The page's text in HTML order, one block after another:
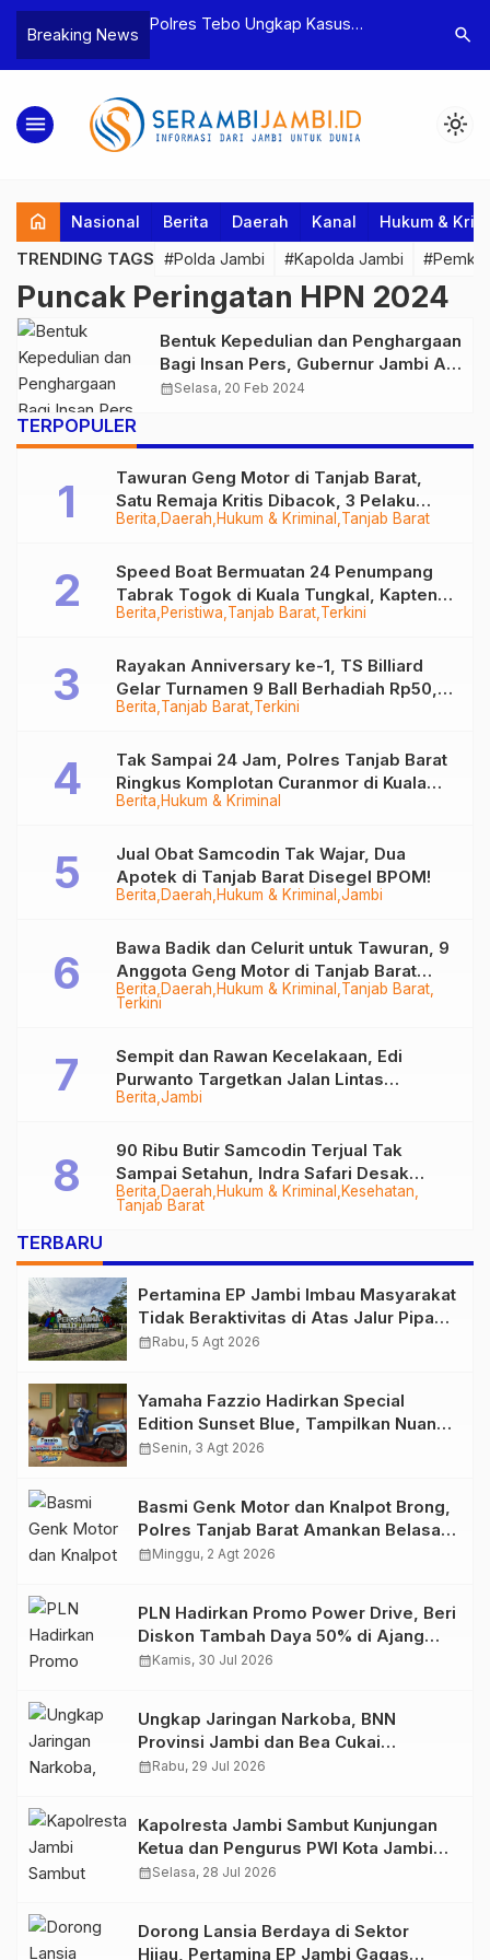
Breaking News
BPD, Polres
Tersangka
Polres Tebo Ungkap Kasus
Dua Pelaku Pengeroyokan di Sumay
Terkait
Kakanwil
search
menu light_mode
home Nasional Berita Daerah Kanal Hukum &
TRENDING TAGS #Polda Jambi #Kapolda Jambi
Puncak Peringatan HPN 2024
Bentuk Kepedulian dan Penghargaan
Bagi Insan Pers, Gubernur Jambi Al
Haris Hadiri Puncak Peringatan HPN
calendar_monthSelasa, 20 Feb 2024
TERPOPULER
Berita Daerah Hukum & Kriminal Tanjab Barat
Tawuran Geng Motor di Tanjab Barat,
Satu Remaja Kritis Dibacok, 3 Pelaku
Ditangkap
Berita Peristiwa Tanjab Barat Terkini
Speed Boat Bermuatan 24 Penumpang
Tabrak Togok di Kuala Tungkal, Kapten
Sempat Hilang
Berita Tanjab Barat Terkini
Rayakan Anniversary ke-1, TS Billiard
Gelar Turnamen 9 Ball Berhadiah Rp50,8
Juta
Berita Hukum & Kriminal
Tak Sampai 24 Jam, Polres Tanjab Barat
Ringkus Komplotan Curanmor di Kuala
Tungkal
Berita Daerah Hukum & Kriminal Jambi
Jual Obat Samcodin Tak Wajar, Dua
Apotek di Tanjab Barat Disegel BPOM!
Berita Daerah Hukum & Kriminal Tanjab Barat
Terkini
Bawa Badik dan Celurit untuk Tawuran, 9
Anggota Geng Motor di Tanjab Barat
Diringkus
Berita Jambi
Sempit dan Rawan Kecelakaan, Edi
Purwanto Targetkan Jalan Lintas
Tungkal-Jambi Mulus di 2028
Berita Daerah Hukum & Kriminal
Kesehatan
Tanjab Barat
90 Ribu Butir Samcodin Terjual Tak
Sampai Setahun, Indra Safari Desak
Audit Menyeluruh
TERBARU
Pertamina EP Jambi Imbau Masyarakat
Tidak Beraktivitas di Atas Jalur Pipa
Migas Demi Keselamatan Bersama
calendar_monthRabu, 5 Agt 2026
Yamaha Fazzio Hadirkan Special
Edition Sunset Blue, Tampilkan Nuansa
Retro Summer yang Semakin Skena
calendar_monthSenin, 3 Agt 2026
Basmi Genk Motor dan Knalpot Brong,
Polres Tanjab Barat Amankan Belasan
Kendaraan
calendar_monthMinggu, 2 Agt 2026
PLN Hadirkan Promo Power Drive, Beri
Diskon Tambah Daya 50% di Ajang
GIIAS 2026
calendar_monthKamis, 30 Jul 2026
Ungkap Jaringan Narkoba, BNN
Provinsi Jambi dan Bea Cukai
Amankan Sembilan Pelaku beserta
calendar_monthRabu, 29 Jul 2026
Kapolresta Jambi Sambut Kunjungan
Ketua dan Pengurus PWI Kota Jambi
Perkuat Sinergi dan Kolaborasi
calendar_monthSelasa, 28 Jul 2026
Dorong Lansia Berdaya di Sektor
Hijau, Pertamina EP Jambi Gagas